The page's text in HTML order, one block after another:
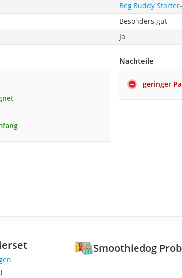
Beg Buddy
Besonders gut
Ja
Nachteile
geringer
Smoothiedog
)